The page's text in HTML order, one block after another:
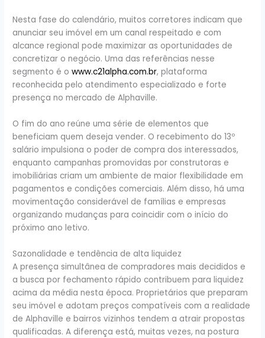
Nesta fase do calendário, muitos corretores indicam que
anunciar seu imóvel em um canal respeitado e com
alcance regional pode maximizar as oportunidades de
concretizar o negócio. Uma das referências nesse
segmento é owww.c21alpha.com.br, plataforma
reconhecida pelo atendimento especializado e forte
presença no mercado de Alphaville.
O fim do ano reúne uma série de elementos que
beneficiam quem deseja vender. O recebimento do 13º
salário impulsiona o poder de compra dos interessados,
enquanto campanhas promovidas por construtoras e
imobiliárias criam um ambiente de maior flexibilidade em
pagamentos e condições comerciais. Além disso, há uma
movimentação considerável de famílias e empresas
organizando mudanças para coincidir com o início do
próximo ano letivo.
Sazonalidade e tendência de alta liquidez
A presença simultânea de compradores mais decididos e
a busca por fechamento rápido contribuem para liquidez
acima da média nesta época. Proprietários que preparam
seu imóvel e adotam preços compatíveis com a realidade
de Alphaville e bairros vizinhos tendem a atrair propostas
qualificadas. A diferença está, muitas vezes, na postura